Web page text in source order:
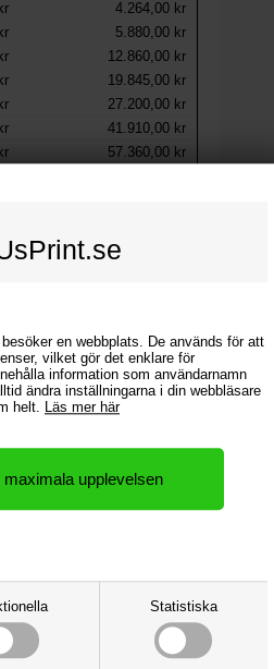
en webbplats. De används för att
vilket gör det enklare för
information som användarnamn
ändra inställningarna i din webbläsare
helt. Läs mer här
Statistiska
4.264,00 kr
5.880,00 kr
12.860,00 kr
19.845,00 kr
27.200,00 kr
41.910,00 kr
57.360,00 kr
nyckelringar tryckta med
som namnbrickor eller som
för att förhindra kvävning, vilket gör
i förutvalda bakgrundsfärger utan
matchar dina förväntningar. Våra